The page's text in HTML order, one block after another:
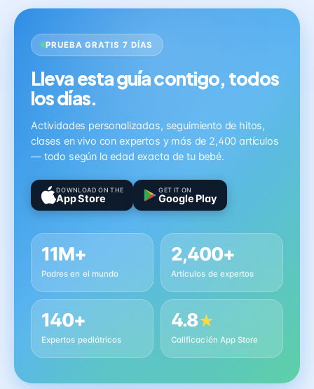
PRUEBA GRATIS 7 DÍAS
Lleva esta guía contigo, todos
los días.
Actividades personalizadas, seguimiento de hitos,
clases en vivo con expertos y más de 2,400 artículos
— todo según la edad exacta de tu bebé.
DOWNLOAD ON THE
App Store
GET IT ON
Google Play
11M+
Padres en el mundo
2,400+
Artículos de expertos
140+
Expertos pediátricos
4.8★
Calificación App Store